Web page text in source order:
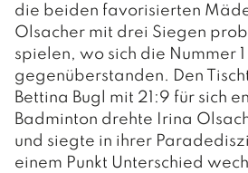
die beiden favorisierten
Olsacher mit drei Siegen
spielen, wo sich die Nummer
gegenüberstanden. Den
Bettina Bugl mit 21:9 für sich
Badminton drehte Irina
und siegte in ihrer
einem Punkt Unterschied